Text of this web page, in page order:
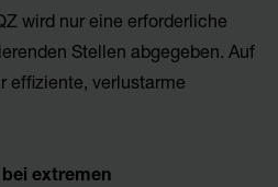
wird nur eine erforderliche
Stellen abgegeben. Auf
effiziente, verlustarme
extremen